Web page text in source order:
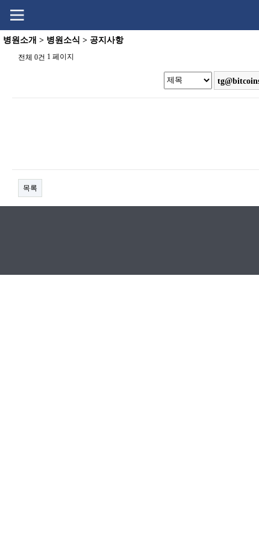
content
menu
병원소개 > 병원소식 > 공지사항
전체 0건 1 페이지
목록